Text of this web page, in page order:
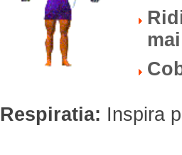
Respiratia: Inspira